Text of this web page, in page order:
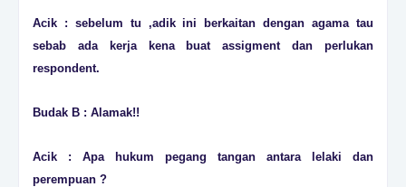
Acik : sebelum tu ,adik ini berkaitan dengan agama tau
sebab ada kerja kena buat assigment dan perlukan
respondent.
Budak B : Alamak!!
Acik : Apa hukum pegang tangan antara lelaki dan
perempuan ?